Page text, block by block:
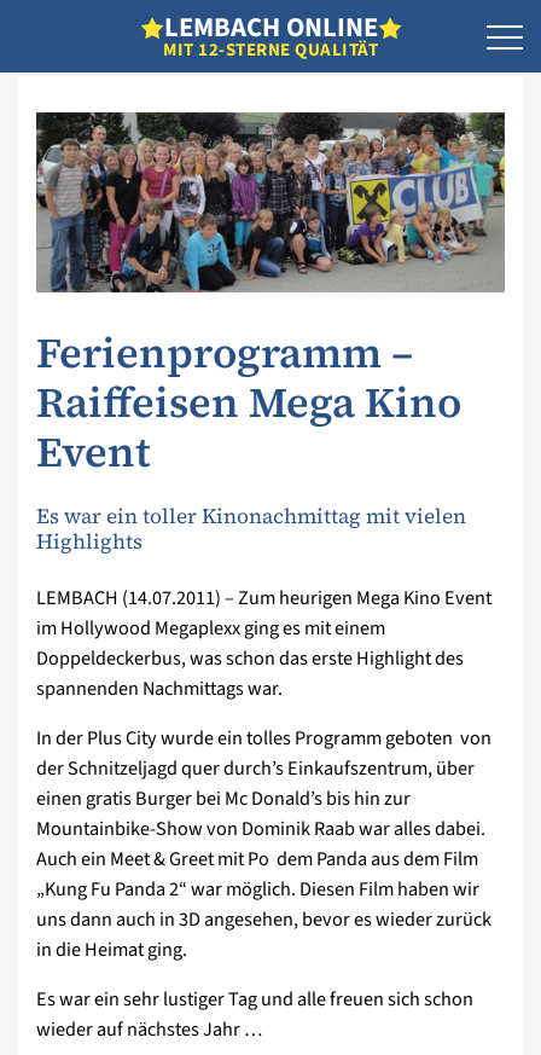
LEMBACH ONLINE
MIT 12-STERNE QUALITÄT
Ferienprogramm –
Raiffeisen Mega Kino
Event
Es war ein toller Kinonachmittag mit vielen
Highlights
LEMBACH (14.07.2011) – Zum heurigen Mega Kino Event
im Hollywood Megaplexx ging es mit einem
Doppeldeckerbus, was schon das erste Highlight des
spannenden Nachmittags war.
In der Plus City wurde ein tolles Programm geboten  von
der Schnitzeljagd quer durch’s Einkaufszentrum, über
einen gratis Burger bei Mc Donald’s bis hin zur
Mountainbike-Show von Dominik Raab war alles dabei.
Auch ein Meet & Greet mit Po  dem Panda aus dem Film
„Kung Fu Panda 2“ war möglich. Diesen Film haben wir
uns dann auch in 3D angesehen, bevor es wieder zurück
in die Heimat ging.
Es war ein sehr lustiger Tag und alle freuen sich schon
wieder auf nächstes Jahr …